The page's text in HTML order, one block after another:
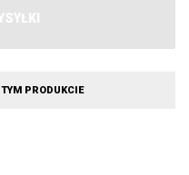
PRODUKCIE